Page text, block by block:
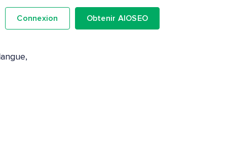
Connexion Obtenir AIOSEO